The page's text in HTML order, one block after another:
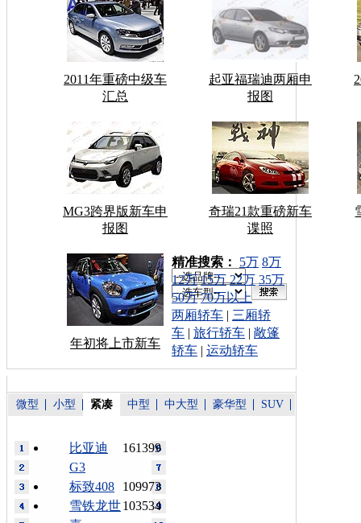
2011年重磅中级车
汇总
起亚福瑞迪两厢申
报图
MG3跨界版新车申
报图
奇瑞21款重磅新车
谍照
年初将上市新车
车型搜索：
精准搜索： 5万 8万
12万 15万 22万 35万
50万 70万以上
两厢轿车 | 三厢轿
车 | 旅行轿车 | 敞篷
轿车 | 运动轿车
微型 小型 紧凑 中型 中大型 豪华型 SUV
161399
比亚迪
G3
109973
标致408
103534
雪铁龙世